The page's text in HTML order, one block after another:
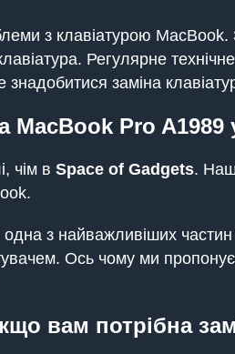
з клавіатурою MacBook.
Регулярне
заміна
MacBook Pro A1989
чім в Space of Gadgets.
з найважливіших
Ось чому ми
вам потрібна